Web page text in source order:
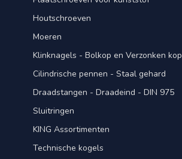
Houtschroeven
Moeren
Klinknagels - Bolkop en Verzonken kop
Cilindrische pennen - Staal gehard
Draadstangen - Draadeind - DIN 975
Sluitringen
KING Assortimenten
Technische kogels